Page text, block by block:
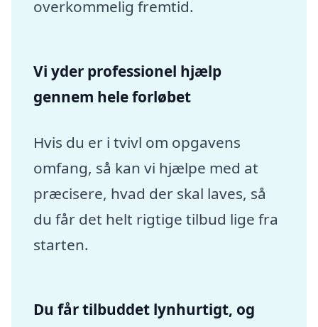
overkommelig fremtid.
Vi yder professionel hjælp
gennem hele forløbet
Hvis du er i tvivl om opgavens
omfang, så kan vi hjælpe med at
præcisere, hvad der skal laves, så
du får det helt rigtige tilbud lige fra
starten.
Du får tilbuddet lynhurtigt, og